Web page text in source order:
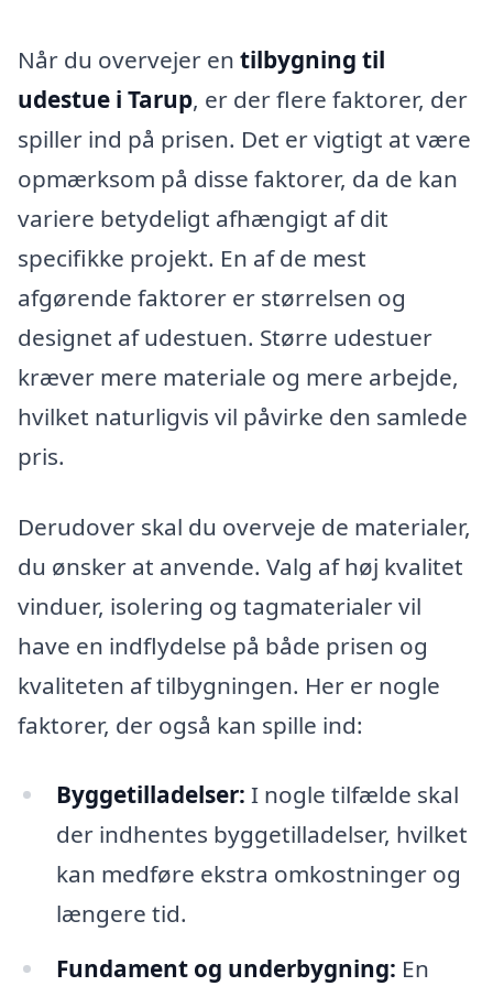
Når du overvejer en tilbygning til
udestue i Tarup, er der flere faktorer, der
spiller ind på prisen. Det er vigtigt at være
opmærksom på disse faktorer, da de kan
variere betydeligt afhængigt af dit
specifikke projekt. En af de mest
afgørende faktorer er størrelsen og
designet af udestuen. Større udestuer
kræver mere materiale og mere arbejde,
hvilket naturligvis vil påvirke den samlede
pris.
Derudover skal du overveje de materialer,
du ønsker at anvende. Valg af høj kvalitet
vinduer, isolering og tagmaterialer vil
have en indflydelse på både prisen og
kvaliteten af tilbygningen. Her er nogle
faktorer, der også kan spille ind:
Byggetilladelser: I nogle tilfælde skal
der indhentes byggetilladelser, hvilket
kan medføre ekstra omkostninger og
længere tid.
Fundament og underbygning: En